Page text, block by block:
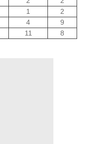
1
2
4
9
11 8